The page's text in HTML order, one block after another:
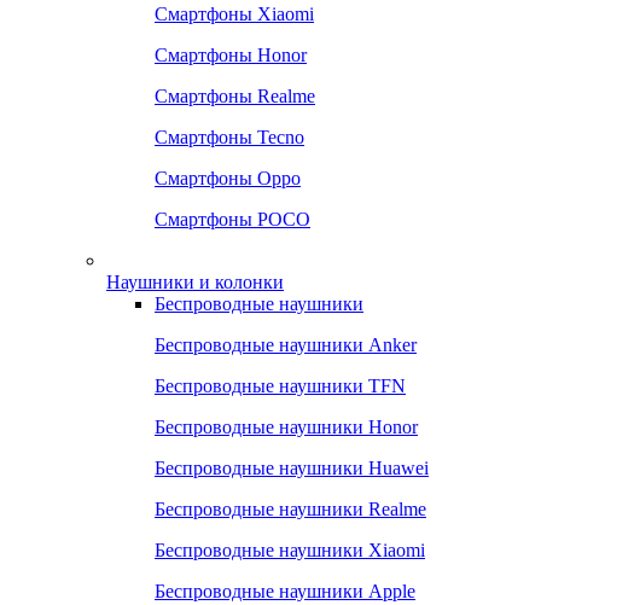
Смартфоны Xiaomi
Смартфоны Honor
Смартфоны Realme
Смартфоны Tecno
Смартфоны Oppo
Смартфоны POCO
Наушники и колонки
Беспроводные наушники
Беспроводные наушники Anker
Беспроводные наушники TFN
Беспроводные наушники Honor
Беспроводные наушники Huawei
Беспроводные наушники Realme
Беспроводные наушники Xiaomi
Беспроводные наушники Apple